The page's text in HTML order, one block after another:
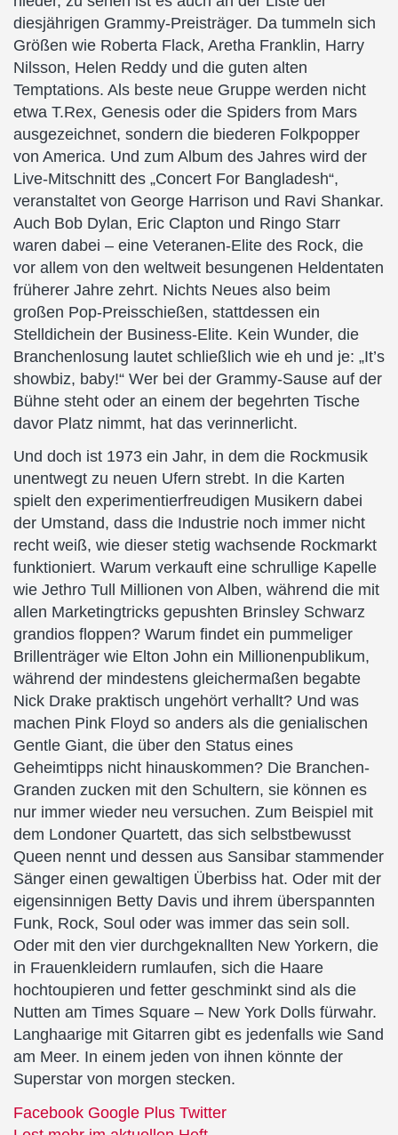
diesjährigen Grammy-Preisträger. Da tummeln sich
Größen wie Roberta Flack, Aretha Franklin, Harry
Nilsson, Helen Reddy und die guten alten
Temptations. Als beste neue Gruppe werden nicht
etwa T.Rex, Genesis oder die Spiders from Mars
ausgezeichnet, sondern die biederen Folkpopper
von America. Und zum Album des Jahres wird der
Live-Mitschnitt des „Concert For Bangladesh“,
veranstaltet von George Harrison und Ravi Shankar.
Auch Bob Dylan, Eric Clapton und Ringo Starr
waren dabei – eine Veteranen-Elite des Rock, die
vor allem von den weltweit besungenen Heldentaten
früherer Jahre zehrt. Nichts Neues also beim
großen Pop-Preisschießen, stattdessen ein
Stelldichein der Business-Elite. Kein Wunder, die
Branchenlosung lautet schließlich wie eh und je: „It’s
showbiz, baby!“ Wer bei der Grammy-Sause auf der
Bühne steht oder an einem der begehrten Tische
davor Platz nimmt, hat das verinnerlicht.
Und doch ist 1973 ein Jahr, in dem die Rockmusik
unentwegt zu neuen Ufern strebt. In die Karten
spielt den experimentierfreudigen Musikern dabei
der Umstand, dass die Industrie noch immer nicht
recht weiß, wie dieser stetig wachsende Rockmarkt
funktioniert. Warum verkauft eine schrullige Kapelle
wie Jethro Tull Millionen von Alben, während die mit
allen Marketingtricks gepushten Brinsley Schwarz
grandios floppen? Warum findet ein pummeliger
Brillenträger wie Elton John ein Millionenpublikum,
während der mindestens gleichermaßen begabte
Nick Drake praktisch ungehört verhallt? Und was
machen Pink Floyd so anders als die genialischen
Gentle Giant, die über den Status eines
Geheimtipps nicht hinauskommen? Die Branchen-
Granden zucken mit den Schultern, sie können es
nur immer wieder neu versuchen. Zum Beispiel mit
dem Londoner Quartett, das sich selbstbewusst
Queen nennt und dessen aus Sansibar stammender
Sänger einen gewaltigen Überbiss hat. Oder mit der
eigensinnigen Betty Davis und ihrem überspannten
Funk, Rock, Soul oder was immer das sein soll.
Oder mit den vier durchgeknallten New Yorkern, die
in Frauenkleidern rumlaufen, sich die Haare
hochtoupieren und fetter geschminkt sind als die
Nutten am Times Square – New York Dolls fürwahr.
Langhaarige mit Gitarren gibt es jedenfalls wie Sand
am Meer. In einem jeden von ihnen könnte der
Superstar von morgen stecken.
Facebook Google Plus Twitter